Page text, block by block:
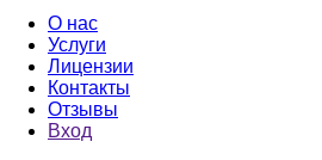
О нас
Услуги
Лицензии
Контакты
Отзывы
Вход